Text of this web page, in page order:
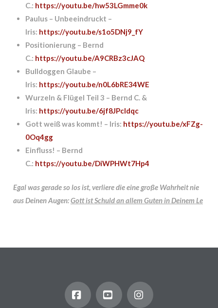
C.: https://youtu.be/hw53LGmme0k
Paulus – Unbeeindruckt –
Iris: https://youtu.be/s1o5DNj9_fY
Positionierung – Bernd
C.: https://youtu.be/A9CRBz3cJAQ
Bulldoggen Glaube –
Iris: https://youtu.be/n0L6bRE34WE
Wurzeln & Flügel Teil 3 – Bernd C. &
Iris: https://youtu.be/6jf8JPcIdqc
Gott weiß was kommt! – Iris: https://youtu.be/xFZg-
0Oq4gg
Einfluss! – Bernd
C.: https://youtu.be/DiWPHWt7Hp4
Egal was gerade so los ist, verliere die eine große Wahrheit nie
aus Deinen Augen:Gott ist Schuld an allem Guten in Deinem Le